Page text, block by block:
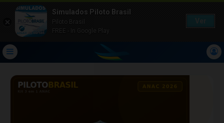
Simulados Piloto Brasil
Piloto Brasil
FREE - In Google Play